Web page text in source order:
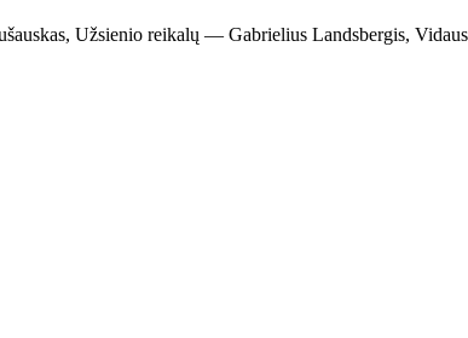
Užsienio reikalų — Gabrielius Landsbergis,